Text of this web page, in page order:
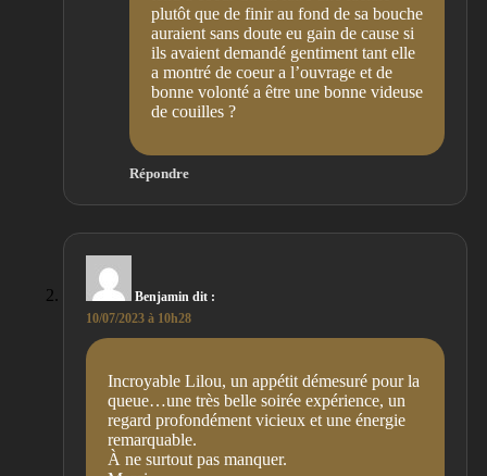
plutôt que de finir au fond de sa bouche
auraient sans doute eu gain de cause si
ils avaient demandé gentiment tant elle
a montré de coeur a l’ouvrage et de
bonne volonté a être une bonne videuse
de couilles ?
Répondre
Benjamin dit :
10/07/2023 à 10h28
Incroyable Lilou, un appétit démesuré pour la
queue…une très belle soirée expérience, un
regard profondément vicieux et une énergie
remarquable.
À ne surtout pas manquer.